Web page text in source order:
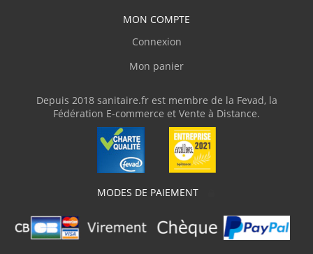
"Bon produit mais notice de montage à
MON COMPTE
Connexion
Mon panier
Depuis 2018 sanitaire.fr est membre de la Fevad, la
Fédération E-commerce et Vente à Distance.
MODES DE PAIEMENT